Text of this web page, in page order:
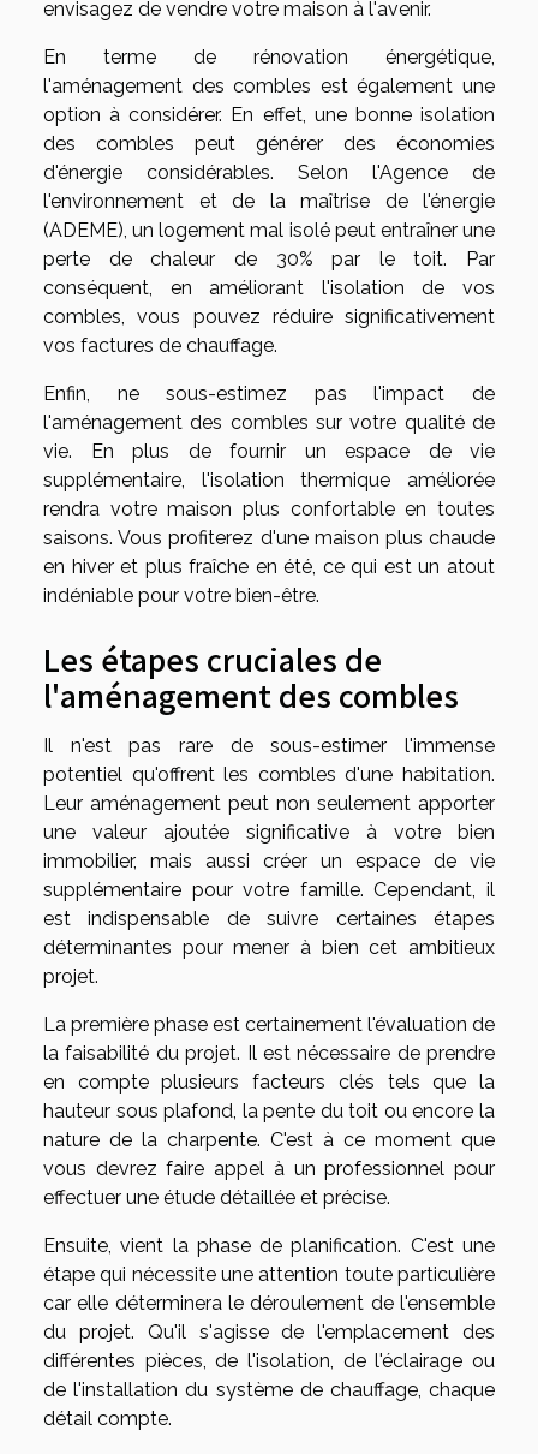
envisagez de vendre votre maison à l'avenir.
En terme de rénovation énergétique,
l'aménagement des combles est également une
option à considérer. En effet, une bonne isolation
des combles peut générer des économies
d'énergie considérables. Selon l'Agence de
l'environnement et de la maîtrise de l'énergie
(ADEME), un logement mal isolé peut entraîner une
perte de chaleur de 30% par le toit. Par
conséquent, en améliorant l'isolation de vos
combles, vous pouvez réduire significativement
vos factures de chauffage.
Enfin, ne sous-estimez pas l'impact de
l'aménagement des combles sur votre qualité de
vie. En plus de fournir un espace de vie
supplémentaire, l'isolation thermique améliorée
rendra votre maison plus confortable en toutes
saisons. Vous profiterez d'une maison plus chaude
en hiver et plus fraîche en été, ce qui est un atout
indéniable pour votre bien-être.
Les étapes cruciales de
l'aménagement des combles
Il n'est pas rare de sous-estimer l'immense
potentiel qu'offrent les combles d'une habitation.
Leur aménagement peut non seulement apporter
une valeur ajoutée significative à votre bien
immobilier, mais aussi créer un espace de vie
supplémentaire pour votre famille. Cependant, il
est indispensable de suivre certaines étapes
déterminantes pour mener à bien cet ambitieux
projet.
La première phase est certainement l'évaluation de
la faisabilité du projet. Il est nécessaire de prendre
en compte plusieurs facteurs clés tels que la
hauteur sous plafond, la pente du toit ou encore la
nature de la charpente. C'est à ce moment que
vous devrez faire appel à un professionnel pour
effectuer une étude détaillée et précise.
Ensuite, vient la phase de planification. C'est une
étape qui nécessite une attention toute particulière
car elle déterminera le déroulement de l'ensemble
du projet. Qu'il s'agisse de l'emplacement des
différentes pièces, de l'isolation, de l'éclairage ou
de l'installation du système de chauffage, chaque
détail compte.